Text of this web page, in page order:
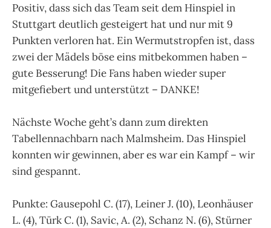
Positiv, dass sich das Team seit dem Hinspiel in
Stuttgart deutlich gesteigert hat und nur mit 9
Punkten verloren hat. Ein Wermutstropfen ist, dass
zwei der Mädels böse eins mitbekommen haben –
gute Besserung! Die Fans haben wieder super
mitgefiebert und unterstützt – DANKE!
Nächste Woche geht’s dann zum direkten
Tabellennachbarn nach Malmsheim. Das Hinspiel
konnten wir gewinnen, aber es war ein Kampf – wir
sind gespannt.
Punkte: Gausepohl C. (17), Leiner J. (10), Leonhäuser
L. (4), Türk C. (1), Savic, A. (2), Schanz N. (6), Stürner